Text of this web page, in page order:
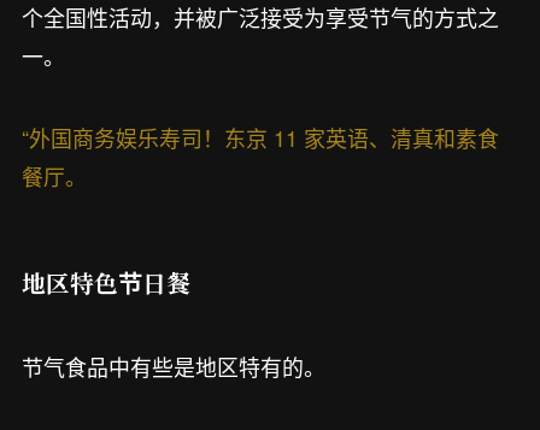
个全国性活动，并被广泛接受为享受节气的方式之
一。
“外国商务娱乐寿司！东京 11 家英语、清真和素食
餐厅。
地区特色节日餐
节气食品中有些是地区特有的。